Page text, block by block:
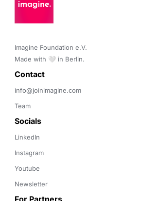
Imagine Foundation e.V.
Made with 🤍 in Berlin.
Contact
info@joinimagine.com
Team
Socials
LinkedIn
Instagram
Youtube
Newsletter